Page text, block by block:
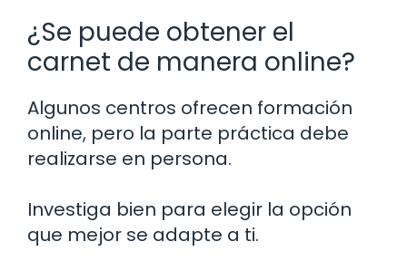
¿Se puede obtener el
carnet de manera online?
Algunos centros ofrecen formación
online, pero la parte práctica debe
realizarse en persona.
Investiga bien para elegir la opción
que mejor se adapte a ti.